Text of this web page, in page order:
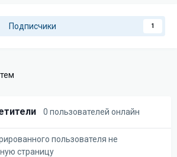
Подписчики 1
0 пользователей онлайн
пользователя не
страницу